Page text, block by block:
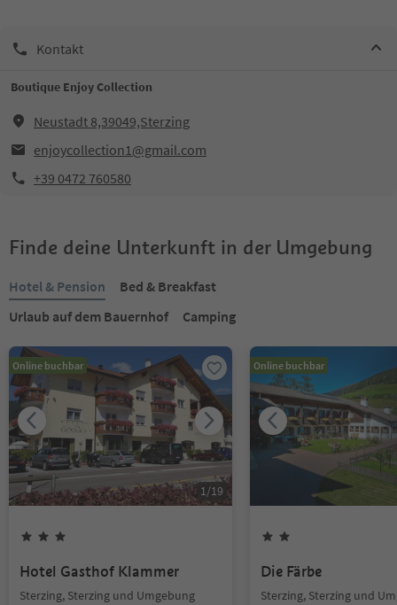
Kontakt
Boutique Enjoy Collection
Neustadt 8,39049,Sterzing
enjoycollection1@gmail.com
+39 0472 760580
Finde deine Unterkunft in der Umgebung
Hotel & Pension
Bed & Breakfast
Urlaub auf dem Bauernhof
Camping
Online buchbar
1/19
Hotel Gasthof Klammer
Sterzing, Sterzing und Umgebung
Online buchbar
Die Färbe
Sterzing, Sterzing und